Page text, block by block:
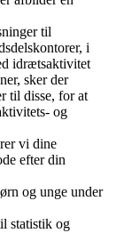
til
i
idrætsaktivitet
sker der
til disse, for at
og
vi dine
efter din
og unge under
statistik og